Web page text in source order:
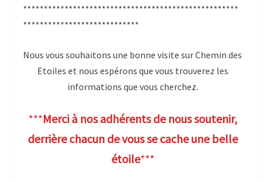
****************************************************
****************************
Nous vous souhaitons une bonne visite sur Chemin des
Etoiles et nous espérons que vous trouverez les
informations que vous cherchez.
***Merci à nos adhérents de nous soutenir,
derrière chacun de vous se cache une belle
étoile***